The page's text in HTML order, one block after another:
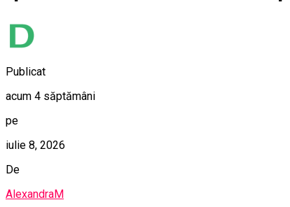
Publicat
acum 4 săptămâni
pe
iulie 8, 2026
De
AlexandraM